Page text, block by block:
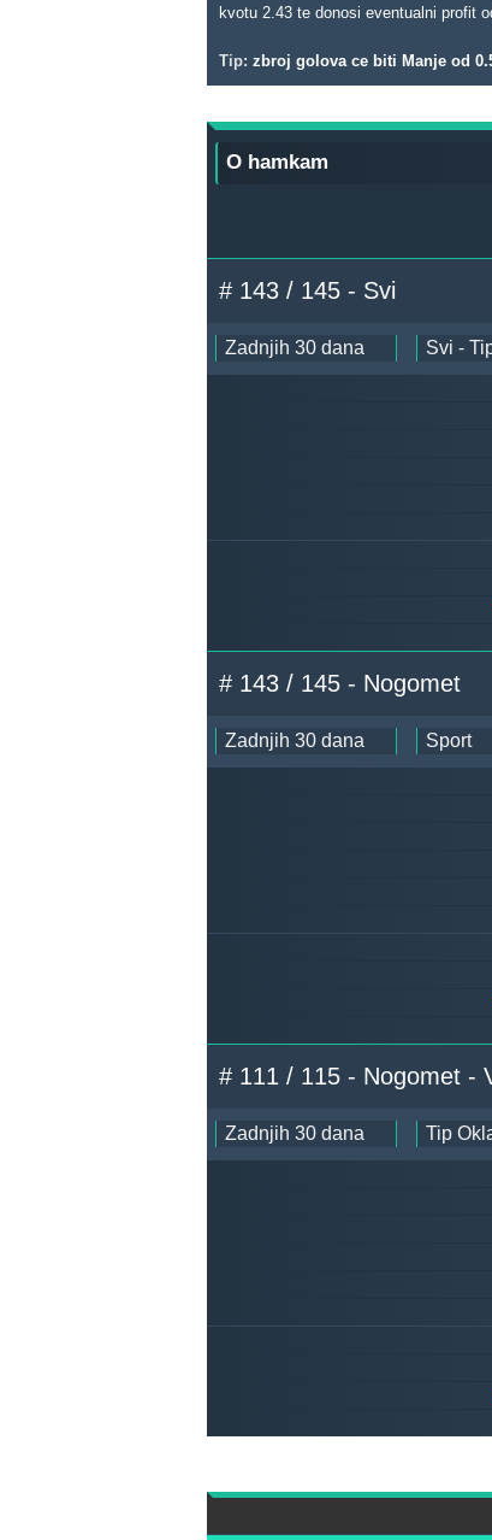
kvotu 2.43 te donosi eventualni profit
Tip: zbroj golova ce biti Manje od
O hamkam
# 143 / 145 - Svi
# 143 / 145 - Nogomet
# 111 / 115 - Nogomet -